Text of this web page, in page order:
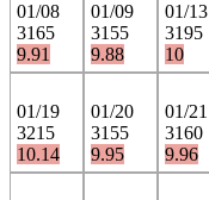
01/08
3165
9.91
01/09
3155
9.88
01/13
3195
10
01/19
3215
10.14
01/20
3155
9.95
01/21
3160
9.96